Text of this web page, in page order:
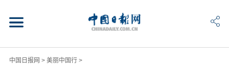
中国日报网 > 美丽中国行>